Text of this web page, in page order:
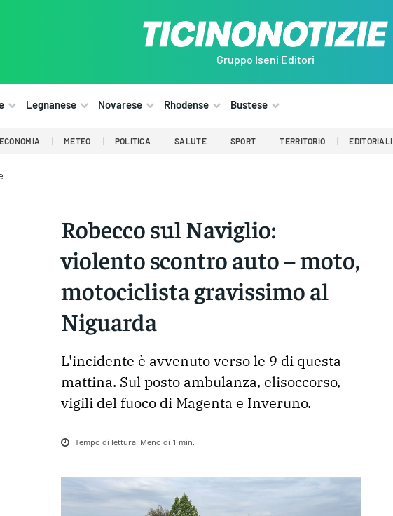
Gruppo Iseni Editori
Legnanese Novarese Rhodense Bustese
ECONOMIA METEO POLITICA SALUTE SPORT TERRITORIO EDITORIALI
Robecco sul Naviglio:
violento scontro auto – moto,
motociclista gravissimo al
Niguarda
L'incidente è avvenuto verso le 9 di questa
mattina. Sul posto ambulanza, elisoccorso,
vigili del fuoco di Magenta e Inveruno.
Tempo di lettura: Meno di 1 min.